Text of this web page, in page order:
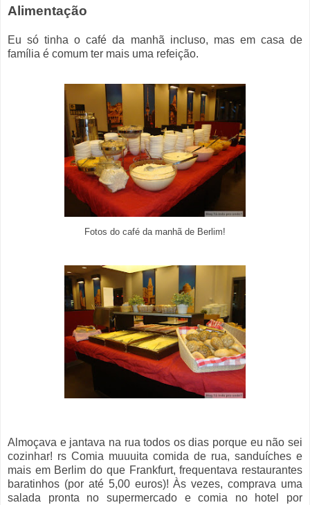
Alimentação
Eu só tinha o café da manhã incluso, mas em casa de
família é comum ter mais uma refeição.
Fotos do café da manhã de Berlim!
Almoçava e jantava na rua todos os dias porque eu não sei
cozinhar! rs Comia muuuita comida de rua, sanduíches e
mais em Berlim do que Frankfurt, frequentava restaurantes
baratinhos (por até 5,00 euros)! Às vezes, comprava uma
salada pronta no supermercado e comia no hotel por